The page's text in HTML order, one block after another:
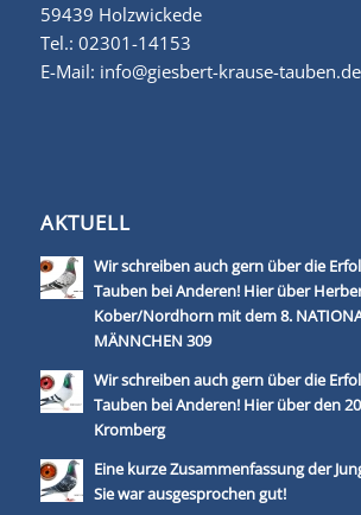
59439 Holzwickede
Tel.: 02301-14153
E-Mail: info@giesbert-krause-tauben.de
AKTUELL
Wir schreiben auch gern über die
Tauben bei Anderen! Hier über
Kober/Nordhorn mit dem 8.
MÄNNCHEN 309
Wir schreiben auch gern über die
Tauben bei Anderen! Hier über den
Kromberg
Eine kurze Zusammenfassung der
Sie war ausgesprochen gut!